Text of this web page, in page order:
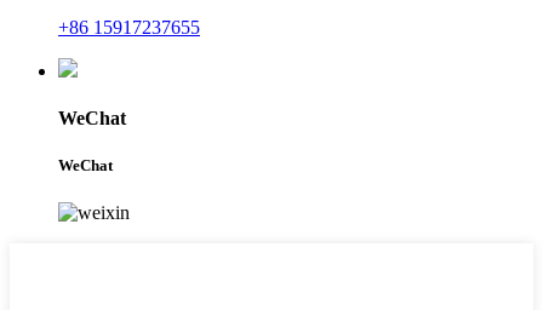
+86 15917237655
WeChat
WeChat